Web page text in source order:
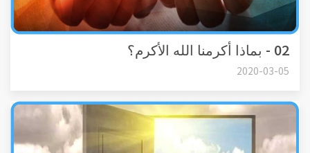
02 - بماذا أكرمنا الله الأكرم؟
2020-03-05